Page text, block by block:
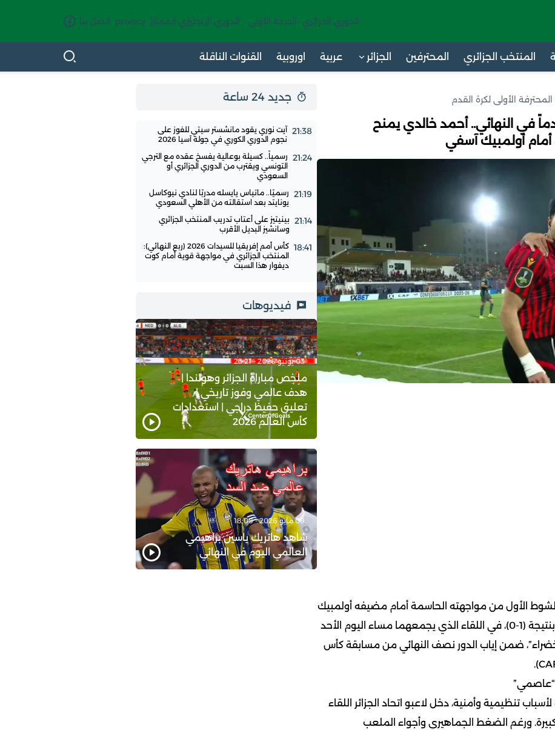
الدوري الجزائري -الدرجة الأولى- الدوري الإنجليزي الممتاز privacy اتصل بنا
المنتخب الجزائري المحترفين الجزائر عربية اوروبية القنوات الناقلة
المحترفة الأولى لكرة القدم
في النهائي.. أحمد خالدي يمنح
أمام أولمبيك آسفي
الشوط الأول من مواجهته الحاسمة أمام مضيفه أولمبيك
آسفي المغربي متقدماً بنتيجة (1-0)، في اللقاء الذي يجمعهما مساء اليوم الأحد
ضمن إياب الدور نصف النهائي من مسابقة كأس
لأسباب تنظيمية وأمنية، دخل لاعبو اتحاد الجزائر اللقاء
ورغم الضغط الجماهيري وأجواء الملعب
جديد 24 ساعة
21:38 آيت نوري يقود مانشستر سيتي للفوز على
نجوم الدوري الكوري في جولة آسيا 2026
21:24 رسمياً.. كسيلة بوعالية يفسخ عقده مع الترجي
التونسي ويقترب من الدوري الجزائري أو
السعودي
21:19 رسميًا.. ماتياس يايسله مدربًا لنادي نيوكاسل
يونايتد بعد استقالته من الأهلي السعودي
21:14 بينيتيز على أعتاب تدريب المنتخب الجزائري
وسانشيز البديل الأقرب
18:41
كأس أمم إفريقيا للسيدات 2026 (ربع النهائي):
المنتخب الجزائري في مواجهة قوية أمام كوت
ديفوار هذا السبت
فيديوهات
03 يونيو 2026 - 23:21
ملخص مباراة الجزائر وهولندا |
هدف عالمي وفوز تاريخي |
تعليق حفيظ دراجي | استعدادات
كأس العالم 2026
09 مايو 2026 - 18:08
شاهد هاتريك ياسين براهيمي
العالمي اليوم في النهائي